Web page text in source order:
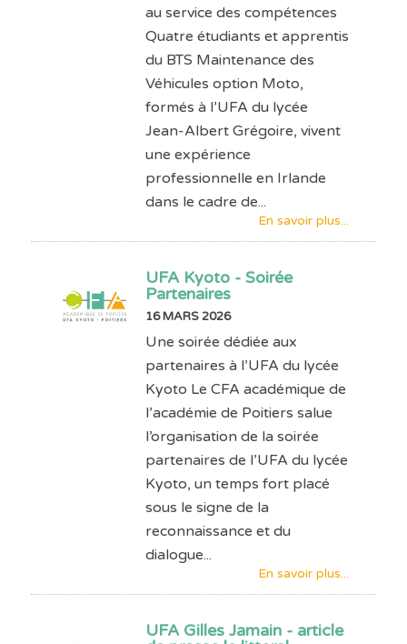
au service des compétences
Quatre étudiants et apprentis
du BTS Maintenance des
Véhicules option Moto,
formés à l’UFA du lycée
Jean-Albert Grégoire, vivent
une expérience
professionnelle en Irlande
dans le cadre de...
En savoir plus...
UFA Kyoto - Soirée
Partenaires
16 MARS 2026
Une soirée dédiée aux
partenaires à l’UFA du lycée
Kyoto Le CFA académique de
l’académie de Poitiers salue
l’organisation de la soirée
partenaires de l’UFA du lycée
Kyoto, un temps fort placé
sous le signe de la
reconnaissance et du
dialogue...
En savoir plus...
UFA Gilles Jamain - article